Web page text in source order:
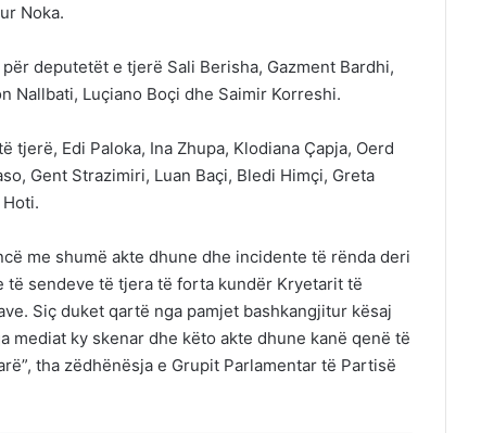
Noka.
deputetët e tjerë Sali Berisha, Gazment Bardhi,
Nallbati, Luçiano Boçi dhe Saimir Korreshi.
Edi Paloka, Ina Zhupa, Klodiana Çapja, Oerd
Gent Strazimiri, Luan Baçi, Bledi Himçi, Greta
me shumë akte dhune dhe incidente të rënda deri
sendeve të tjera të forta kundër Kryetarit të
Siç duket qartë nga pamjet bashkangjitur kësaj
mediat ky skenar dhe këto akte dhune kanë qenë të
tha zëdhënësja e Grupit Parlamentar të Partisë